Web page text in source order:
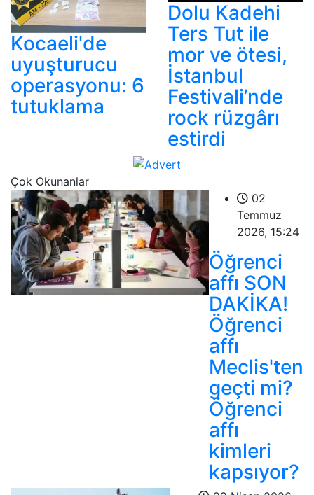
Kocaeli'de
uyuşturucu
operasyonu: 6
tutuklama
Dolu Kadehi
Ters Tut ile
mor ve ötesi,
İstanbul
Festivali’nde
rock rüzgârı
estirdi
Çok Okunanlar
02
Temmuz
2026, 15:24
Öğrenci
affı SON
DAKİKA!
Öğrenci
affı
Meclis'ten
geçti mi?
Öğrenci
affı
kimleri
kapsıyor?